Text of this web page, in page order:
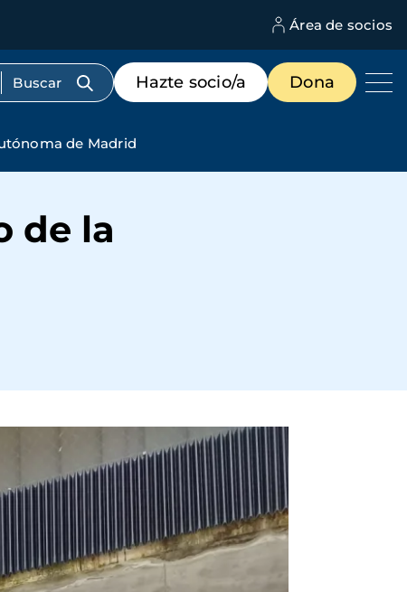
Área de socios
Menú
de
destacados
Hazte socio/a Dona
de Madrid
de la